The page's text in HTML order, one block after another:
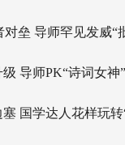
垒 导师罕见发威“
导师PK“诗词女神
国学达人花样玩转